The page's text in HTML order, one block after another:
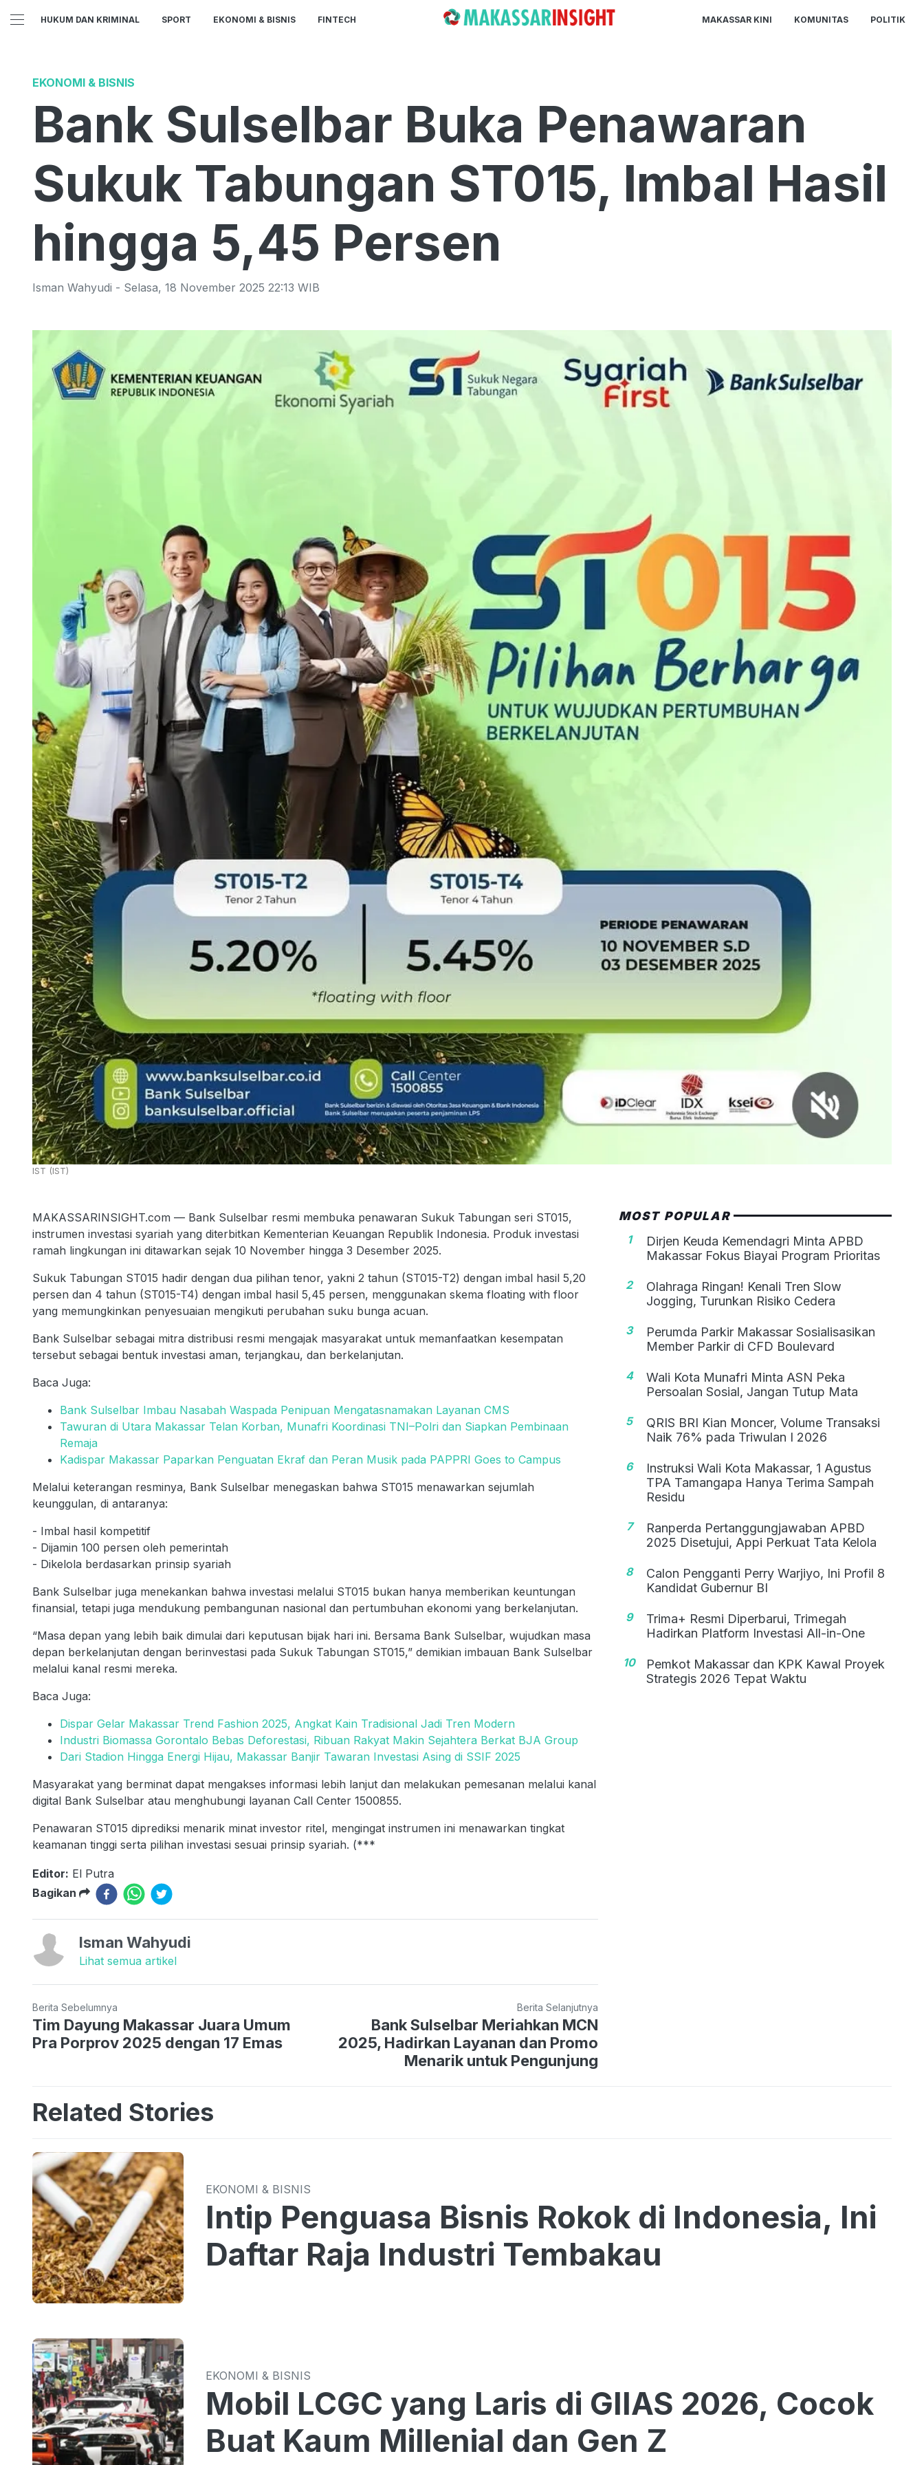
HUKUM DAN KRIMINAL SPORT EKONOMI & BISNIS FINTECH MAKASSAR KINI KOMUNITAS POLITIK
EKONOMI & BISNIS
Bank Sulselbar Buka Penawaran
Sukuk Tabungan ST015, Imbal Hasil
hingga 5,45 Persen
Isman Wahyudi - Selasa, 18 November 2025 22:13 WIB
IST (IST)
MAKASSARINSIGHT.com — Bank Sulselbar resmi membuka penawaran Sukuk Tabungan seri ST015,
instrumen investasi syariah yang diterbitkan Kementerian Keuangan Republik Indonesia. Produk investasi
ramah lingkungan ini ditawarkan sejak 10 November hingga 3 Desember 2025.
Sukuk Tabungan ST015 hadir dengan dua pilihan tenor, yakni 2 tahun (ST015-T2) dengan imbal hasil 5,20
persen dan 4 tahun (ST015-T4) dengan imbal hasil 5,45 persen, menggunakan skema floating with floor
yang memungkinkan penyesuaian mengikuti perubahan suku bunga acuan.
Bank Sulselbar sebagai mitra distribusi resmi mengajak masyarakat untuk memanfaatkan kesempatan
tersebut sebagai bentuk investasi aman, terjangkau, dan berkelanjutan.
Baca Juga:
Bank Sulselbar Imbau Nasabah Waspada Penipuan Mengatasnamakan Layanan CMS
Tawuran di Utara Makassar Telan Korban, Munafri Koordinasi TNI–Polri dan Siapkan Pembinaan
Remaja
Kadispar Makassar Paparkan Penguatan Ekraf dan Peran Musik pada PAPPRI Goes to Campus
Melalui keterangan resminya, Bank Sulselbar menegaskan bahwa ST015 menawarkan sejumlah
keunggulan, di antaranya:
- Imbal hasil kompetitif
- Dijamin 100 persen oleh pemerintah
- Dikelola berdasarkan prinsip syariah
Bank Sulselbar juga menekankan bahwa investasi melalui ST015 bukan hanya memberikan keuntungan
finansial, tetapi juga mendukung pembangunan nasional dan pertumbuhan ekonomi yang berkelanjutan.
“Masa depan yang lebih baik dimulai dari keputusan bijak hari ini. Bersama Bank Sulselbar, wujudkan masa
depan berkelanjutan dengan berinvestasi pada Sukuk Tabungan ST015,” demikian imbauan Bank Sulselbar
melalui kanal resmi mereka.
Baca Juga:
Dispar Gelar Makassar Trend Fashion 2025, Angkat Kain Tradisional Jadi Tren Modern
Industri Biomassa Gorontalo Bebas Deforestasi, Ribuan Rakyat Makin Sejahtera Berkat BJA Group
Dari Stadion Hingga Energi Hijau, Makassar Banjir Tawaran Investasi Asing di SSIF 2025
Masyarakat yang berminat dapat mengakses informasi lebih lanjut dan melakukan pemesanan melalui kanal
digital Bank Sulselbar atau menghubungi layanan Call Center 1500855.
Penawaran ST015 diprediksi menarik minat investor ritel, mengingat instrumen ini menawarkan tingkat
keamanan tinggi serta pilihan investasi sesuai prinsip syariah. (***
Editor: El Putra
Bagikan
Isman Wahyudi
Lihat semua artikel
Berita Sebelumnya
Tim Dayung Makassar Juara Umum
Pra Porprov 2025 dengan 17 Emas
Berita Selanjutnya
Bank Sulselbar Meriahkan MCN
2025, Hadirkan Layanan dan Promo
Menarik untuk Pengunjung
MOST POPULAR
1
Dirjen Keuda Kemendagri Minta APBD
Makassar Fokus Biayai Program Prioritas
2
Olahraga Ringan! Kenali Tren Slow
Jogging, Turunkan Risiko Cedera
3
Perumda Parkir Makassar Sosialisasikan
Member Parkir di CFD Boulevard
4
Wali Kota Munafri Minta ASN Peka
Persoalan Sosial, Jangan Tutup Mata
5
QRIS BRI Kian Moncer, Volume Transaksi
Naik 76% pada Triwulan I 2026
6
Instruksi Wali Kota Makassar, 1 Agustus
TPA Tamangapa Hanya Terima Sampah
Residu
7
Ranperda Pertanggungjawaban APBD
2025 Disetujui, Appi Perkuat Tata Kelola
8
Calon Pengganti Perry Warjiyo, Ini Profil 8
Kandidat Gubernur BI
9
Trima+ Resmi Diperbarui, Trimegah
Hadirkan Platform Investasi All-in-One
10
Pemkot Makassar dan KPK Kawal Proyek
Strategis 2026 Tepat Waktu
Related Stories
EKONOMI & BISNIS
Intip Penguasa Bisnis Rokok di Indonesia, Ini
Daftar Raja Industri Tembakau
EKONOMI & BISNIS
Mobil LCGC yang Laris di GIIAS 2026, Cocok
Buat Kaum Millenial dan Gen Z